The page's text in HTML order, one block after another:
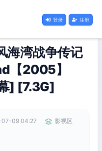
登录 注册
海湾战争传记
【2005】
] [7.3G]
07-09 04:27
影视区